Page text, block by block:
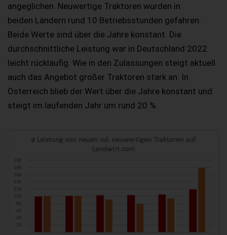
angeglichen. Neuwertige Traktoren wurden in
beiden Ländern rund 10 Betriebsstunden gefahren.
Beide Werte sind über die Jahre konstant. Die
durchschnittliche Leistung war in Deutschland 2022
leicht rückläufig. Wie in den Zulassungen steigt aktuell
auch das Angebot großer Traktoren stark an. In
Österreich blieb der Wert über die Jahre konstant und
steigt im laufenden Jahr um rund 20 %.